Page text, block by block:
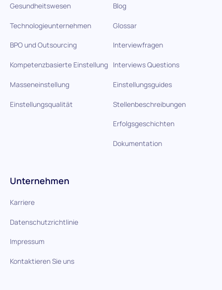
Gesundheitswesen
Technologieunternehmen
BPO und Outsourcing
Kompetenzbasierte Einstellung
Masseneinstellung
Einstellungsqualität
Blog
Glossar
Interviewfragen
Interviews Questions
Einstellungsguides
Stellenbeschreibungen
Erfolgsgeschichten
Dokumentation
Unternehmen
Karriere
Datenschutzrichtlinie
Impressum
Kontaktieren Sie uns